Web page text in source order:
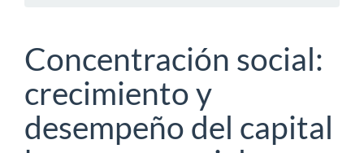
Concentración social:
crecimiento y
desempeño del capital